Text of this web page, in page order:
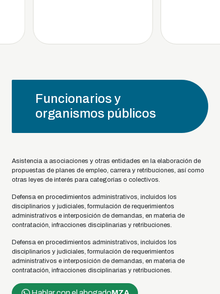
Funcionarios y
organismos públicos
Asistencia a asociaciones y otras entidades en la elaboración de
propuestas de planes de empleo, carrera y retribuciones, así como
otras leyes de interés para categorías o colectivos.
Defensa en procedimientos administrativos, incluidos los
disciplinarios y judiciales, formulación de requerimientos
administrativos e interposición de demandas, en materia de
contratación, infracciones disciplinarias y retribuciones.
Defensa en procedimientos administrativos, incluidos los
disciplinarios y judiciales, formulación de requerimientos
administrativos e interposición de demandas, en materia de
contratación, infracciones disciplinarias y retribuciones.